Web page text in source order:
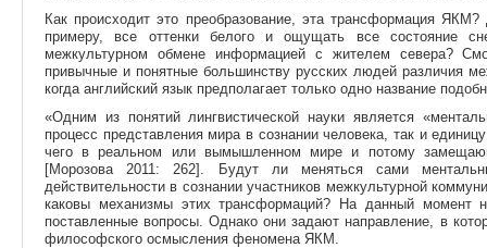
Как происходит это преобразование, эта трансформация
примеру, все оттенки белого и ощущать все состояние
межкультурном обмене информацией с жителем севера?
привычные и понятные большинству русских людей различия
когда английский язык предполагает только одно название
«Одним из понятий лингвистической науки является
процесс представления мира в сознании человека, так и
чего в реальном или вымышленном мире и потому
[Морозова 2011: 262]. Будут ли меняться сами
действительности в сознании участников межкультурной
каковы механизмы этих трансформаций? На данный момент
поставленные вопросы. Однако они задают направление, в
философского осмысления феномена ЯКМ.